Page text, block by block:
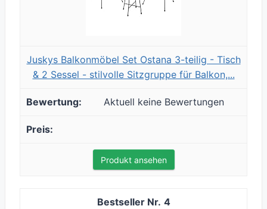
Juskys Balkonmöbel Set Ostana 3-teilig - Tisch
& 2 Sessel - stilvolle Sitzgruppe für Balkon,...
Aktuell keine Bewertungen
Produkt ansehen
4